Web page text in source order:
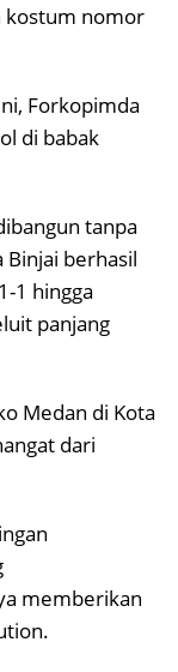
kostum nomor
Forkopimda
di babak
tanpa
Binjai berhasil
1 hingga
panjang
Medan di Kota
dari
memberikan